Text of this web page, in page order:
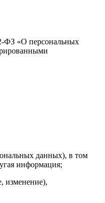
ФЗ «О персональных
данных), в том
информация;
изменение),